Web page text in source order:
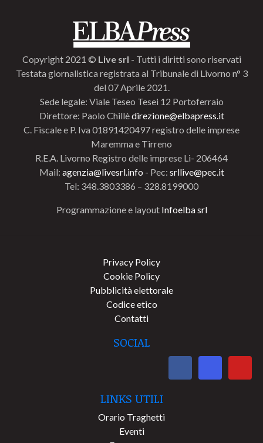
Copyright 2021 © Live srl - Tutti i diritti sono riservati
Testata giornalistica registrata al Tribunale di Livorno n° 3
del 07 Aprile 2021.
Sede legale: Viale Teseo Tesei 12 Portoferraio
Direttore: Paolo Chillèdirezione@elbapress.it
C. Fiscale e P. Iva 01891420497 registro delle imprese
Maremma e Tirreno
R.E.A. Livorno Registro delle imprese Li- 206464
Mail: agenzia@livesrl.info - Pec: srllive@pec.it
Tel: 348.3803386 – 328.8199000
Programmazione e layout Infoelba srl
Privacy Policy
Cookie Policy
Pubblicità elettorale
Codice etico
Contatti
SOCIAL
LINKS UTILI
Orario Traghetti
Eventi